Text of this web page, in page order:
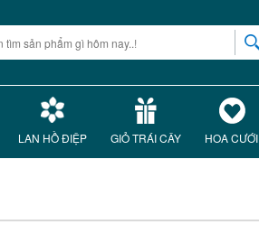
LAN HỒ ĐIỆP GIỎ TRÁI CÂY HOA CƯỚI